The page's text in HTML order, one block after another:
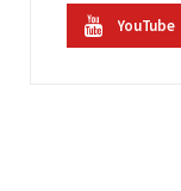
YouTube